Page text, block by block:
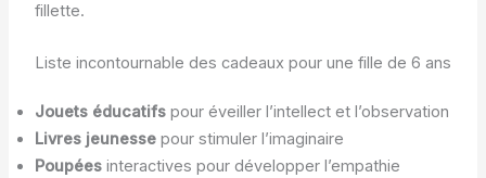
fillette.
Liste incontournable des cadeaux pour une fille de 6 ans
Jouets éducatifspour éveiller l’intellect et l’observation
Livres jeunessepour stimuler l’imaginaire
Poupéesinteractives pour développer l’empathie